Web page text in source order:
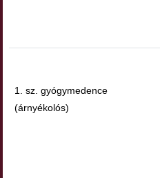
1. sz. gyógymedence
(árnyékolós)